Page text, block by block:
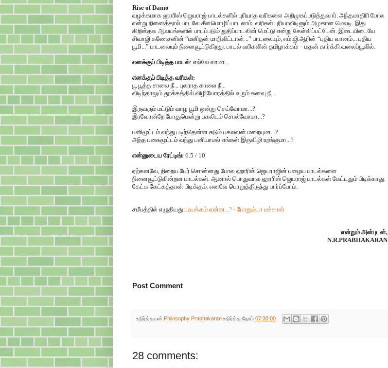
Rise of Damo
வழக்கமாக ஹாரிஸ் ஜெயராஜ் பாடல்களில் புரியாத வரிகளை அறிமுகப்படுத்துவார். அந்தமாதிரி போல
என்று நினைத்தால் பாடலே சீனமொழிப்பாடலாம். வரிகள் புரியாவிடினும் அழகான மெலடி. இது
கிறிஸ்தவ ஆலயங்களில் பாடப்படும் துதிப்பாடலின் மெட்டு என்று கேள்விப்பட்டேன். இடையிடையே
சிவாஜி கணேசனின் “மனிதன் மாறிவிட்டான்...” பாடலையும், எம்.ஜி.ஆரின் “புதிய வானம்... புதிய
பூமி...” பாடலையும் நினைவூட்டுகிறது. பாடல் வரிகளின் தமிழாக்கம் – மதன் கார்க்கி வலைப்பூவில்.
எனக்குப் பிடித்த பாடல்: எல்லே லாமா...
எனக்குப் பிடித்த வரிகள்:
பூ பூத்த சாலை நீ... புலராத காலை நீ...
விடிந்தாலும் தூக்கத்தில் விழியோரத்தில் வரும் கனவு நீ...
இருவரும் மட்டும் வாழ பூமி ஒன்று செய்வோமா...?
இரவோன்றே போதுமென்று பகலிடம் சொல்வோமா...?
பனிமூட்டம் வந்து படிந்தென்ன சுடும் பகலவன் மறையுமா...?
அந்த பகைமூட்டம் வந்து பனியாமல் எங்கள் இருவிழி உறங்குமா...?
என்னுடைய ரேட்டிங்: 6.5 / 10
ஏற்கனவே, நிறைய பேர் சொன்னது போல ஹாரிஸ் ஜெயராஜின் பழைய பாடல்களை
நினைவூட்டுகின்றன பாடல்கள். ஆனால் பொதுவாக ஹாரிஸ் ஜெயராஜ் பாடல்கள் கேட்டதும் பிடிக்காது.
கேட்க கேட்கத்தான் பிடிக்கும். எனவே பொறுத்திருந்து பார்ப்போம்.
சமீபத்தில் எழுதியது: மயக்கம் என்ன...? - போதும்டா மச்சான்
என்றும் அன்புடன்,
N.R.PRABHAKARAN
Post Comment
உதிர்த்தவன் Philosophy Prabhakaran உதிர்த்த நேரம் 07:30:00
28 comments: